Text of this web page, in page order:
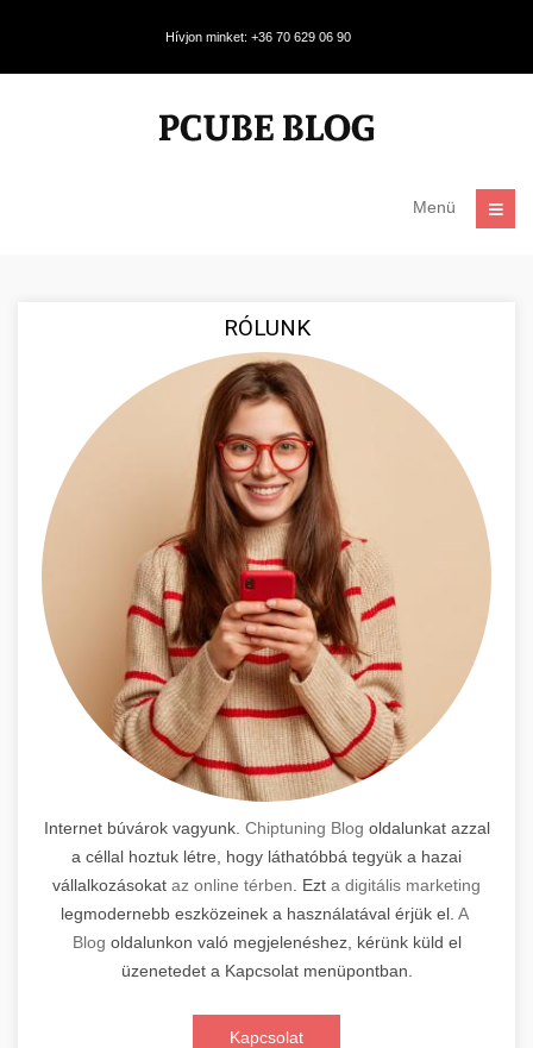
Hívjon minket: +36 70 629 06 90
Menü
RÓLUNK
Internet búvárok vagyunk. Chiptuning Blog oldalunkat azzal
a céllal hoztuk létre, hogy láthatóbbá tegyük a hazai
vállalkozásokat az online térben . Ezt a digitális marketing
legmodernebb eszközeinek a használatával érjük el. A
Blog oldalunkon való megjelenéshez, kérünk küld el
üzenetedet a Kapcsolat menüpontban.
Kapcsolat